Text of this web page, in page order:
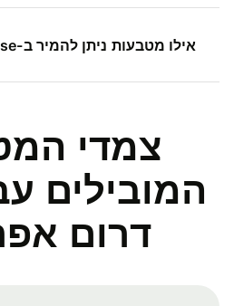
אילו מטבעות ניתן להמיר ב-Wise?
צמדי
המובילים
דרום